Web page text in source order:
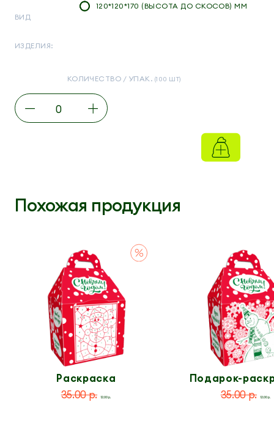
ВИД
ИЗДЕЛИЯ:
120*120*170 (ВЫСОТА ДО СКОСОВ) ММ
КОЛИЧЕСТВО / УПАК. (100 ШТ)
Похожая продукция
Раскраска
по номерам
35.00 р. 12.00 р.
Подарок-
35.00 р.
12.00 р.